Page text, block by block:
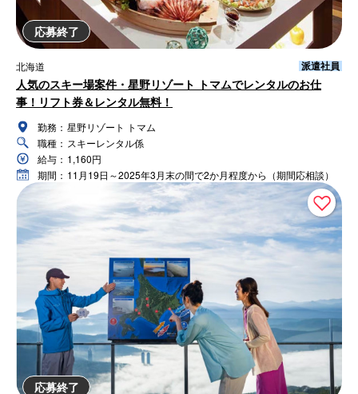
応募終了
北海道 派遣社員
人気のスキー場案件・星野リゾート トマムでレンタルのお仕
事！リフト券＆レンタル無料！
勤務： 星野リゾート トマム
職種： スキーレンタル係
給与： 1,160円
期間： 11月19日～2025年3月末の間で2か月程度から（期間応相談）
応募終了